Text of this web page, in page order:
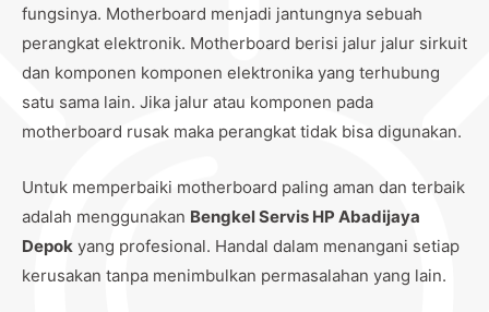
fungsinya. Motherboard menjadi jantungnya sebuah
perangkat elektronik. Motherboard berisi jalur jalur sirkuit
dan komponen komponen elektronika yang terhubung
satu sama lain. Jika jalur atau komponen pada
motherboard rusak maka perangkat tidak bisa digunakan.
Untuk memperbaiki motherboard paling aman dan terbaik
adalah menggunakan Bengkel Servis HP Abadijaya
Depok yang profesional. Handal dalam menangani setiap
kerusakan tanpa menimbulkan permasalahan yang lain.